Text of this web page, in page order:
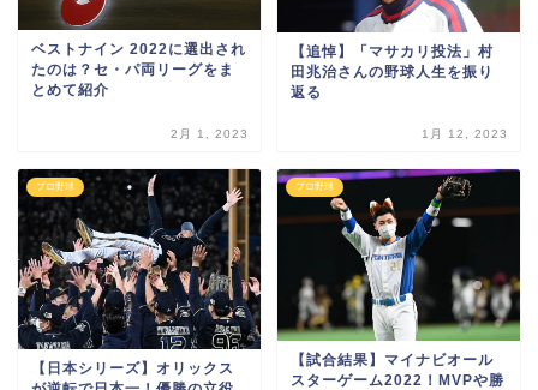
ベストナイン 2022に選出され
たのは？セ・パ両リーグをま
とめて紹介
2月 1, 2023
【追悼】「マサカリ投法」村
田兆治さんの野球人生を振り
返る
1月 12, 2023
プロ野球
【日本シリーズ】オリックス
プロ野球
【試合結果】マイナビオール
スターゲーム2022！MVPや勝